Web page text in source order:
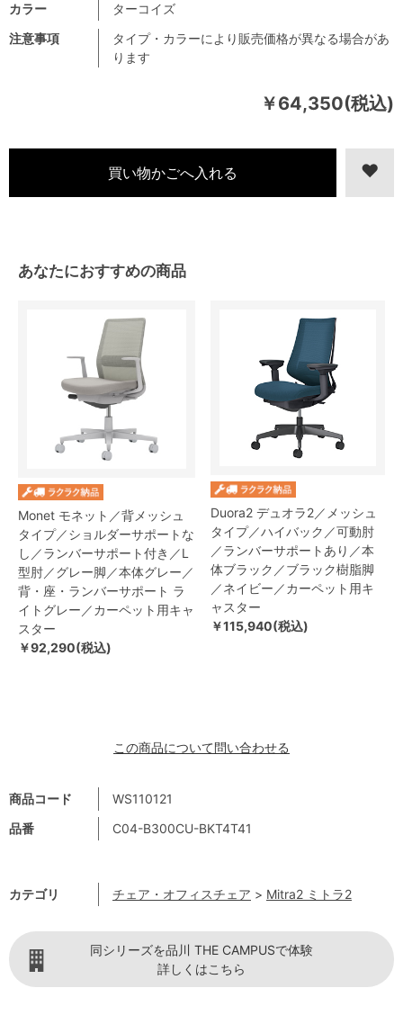
￥64,350(税込)
商品コード
WS110121
品番
C04-B300CU-BKT4T41
カテゴリ チェア・オフィスチェア > Mitra2 ミトラ2
注意事項
タイプ・カラーにより販売価格が異なる場合があ
ります
カラー
ターコイズ
あなたにおすすめの商品
Monet モネット／背メッシュ
タイプ／ショルダーサポートな
し／ランバーサポート付き／L
型肘／グレー脚／本体グレー／
背・座・ランバーサポート ラ
イトグレー／カーペット用キャ
スター
￥92,290(税込)
Duora2 デュオラ2／メッシュ
タイプ／ハイバック／可動肘
／ランバーサポートあり／本
体ブラック／ブラック樹脂脚
／ネイビー／カーペット用キ
ャスター
￥115,940(税込)
この商品について問い合わせる
同シリーズを品川 THE CAMPUSで体験
詳しくはこちら